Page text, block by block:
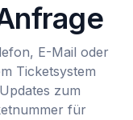
E-Mail oder
Ticketsystem
zum
für